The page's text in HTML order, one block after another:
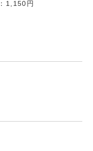
1,150円